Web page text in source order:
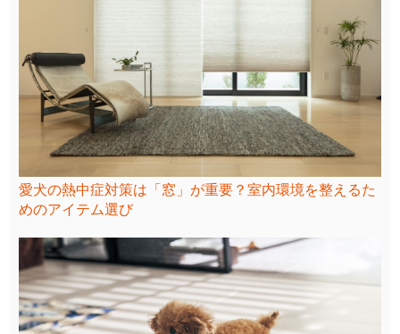
愛犬の熱中症対策は「窓」が重要？室内環境を整えるた
めのアイテム選び